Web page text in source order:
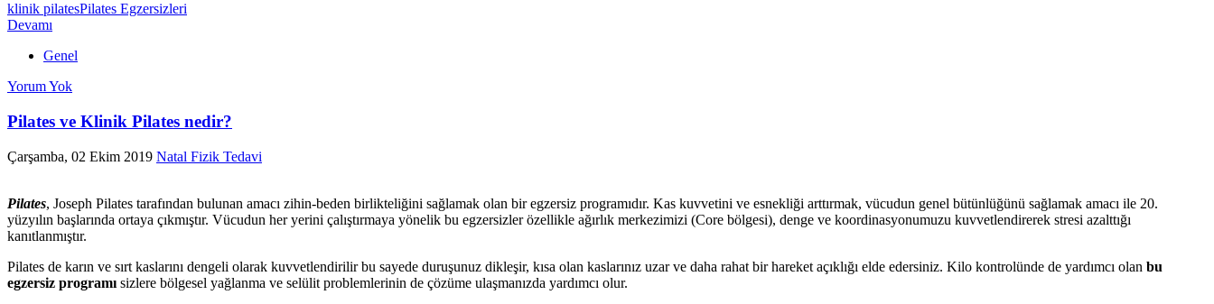
klinik pilatesPilates Egzersizleri
Devamı
Genel
Yorum Yok
Pilates ve Klinik Pilates nedir?
Çarşamba, 02 Ekim 2019 Natal Fizik Tedavi
Pilates, Joseph Pilates tarafından bulunan amacı zihin-beden birlikteliğini sağlamak olan bir egzersiz programıdır. Kas kuvvetini ve esnekliği arttırmak, vücudun genel bütünlüğünü sağlamak amacı ile 20.
yüzyılın başlarında ortaya çıkmıştır. Vücudun her yerini çalıştırmaya yönelik bu egzersizler özellikle ağırlık merkezimizi (Core bölgesi), denge ve koordinasyonumuzu kuvvetlendirerek stresi azalttığı
kanıtlanmıştır.
Pilates de karın ve sırt kaslarını dengeli olarak kuvvetlendirilir bu sayede duruşunuz dikleşir, kısa olan kaslarınız uzar ve daha rahat bir hareket açıklığı elde edersiniz. Kilo kontrolünde de yardımcı olan bu
egzersiz programı sizlere bölgesel yağlanma ve selülit problemlerinin de çözüme ulaşmanızda yardımcı olur.